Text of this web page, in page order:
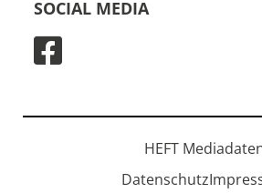
SOCIAL MEDIA
HEFT
Datenschutz